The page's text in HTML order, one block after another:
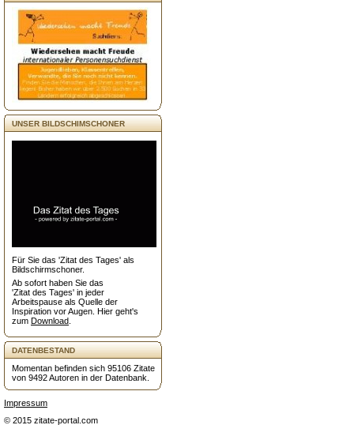
UNSER BILDSCHIMSCHONER
Für Sie das 'Zitat des Tages' als
Bildschirmschoner.
Ab sofort haben Sie das
'Zitat des Tages' in jeder
Arbeitspause als Quelle der
Inspiration vor Augen. Hier geht's
zum Download
DATENBESTAND
Momentan befinden sich 95106 Zitate
von 9492 Autoren in der Datenbank.
Impressum
© 2015 zitate-portal.com